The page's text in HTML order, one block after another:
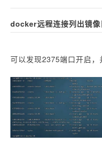
docker远程连接列出镜像
可以发现2375端口开启，